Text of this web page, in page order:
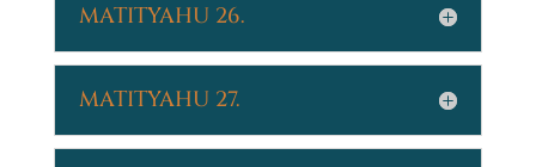
MATITYAHU 26.
MATITYAHU 27.